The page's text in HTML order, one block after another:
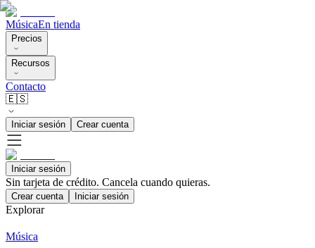
MúsicaEn tienda
Precios
Recursos
Contacto
🇪🇸
Iniciar sesión Crear cuenta
Iniciar sesión
Sin tarjeta de crédito. Cancela cuando quieras.
Crear cuenta Iniciar sesión
Explorar
Música